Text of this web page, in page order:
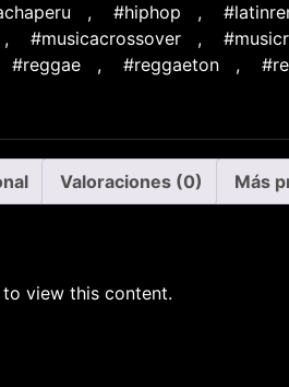
, #hiphop ,
, #musicacrossover ,
#reggae , #reggaeton ,
Valoraciones (0) Más
view this content.